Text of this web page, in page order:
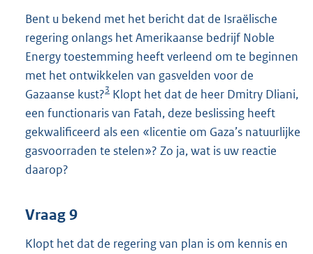
Bent u bekend met het bericht dat de Israëlische
regering onlangs het Amerikaanse bedrijf Noble
Energy toestemming heeft verleend om te beginnen
met het ontwikkelen van gasvelden voor de
Gazaanse kust?3 Klopt het dat de heer Dmitry Dliani,
een functionaris van Fatah, deze beslissing heeft
gekwalificeerd als een «licentie om Gaza’s natuurlijke
gasvoorraden te stelen»? Zo ja, wat is uw reactie
daarop?
Vraag 9
Klopt het dat de regering van plan is om kennis en